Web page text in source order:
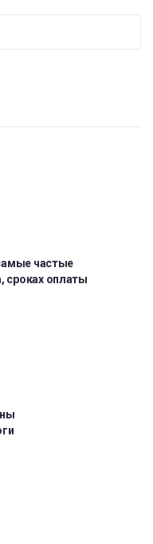
частые
сроках оплаты